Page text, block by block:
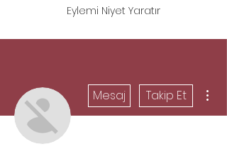
Eylemi Niyet Yaratır
Mesaj Takip Et